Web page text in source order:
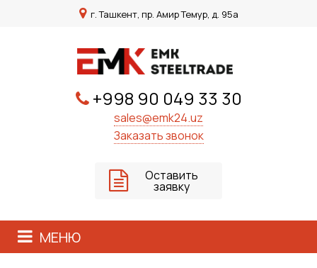
г. Ташкент, пр. Амир Темур, д. 95а
+998 90 049 33 30
sales@emk24.uz
Заказать звонок
Оставить
заявку
МЕНЮ